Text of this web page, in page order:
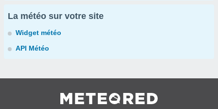
La météo sur votre site
Widget météo
API Météo